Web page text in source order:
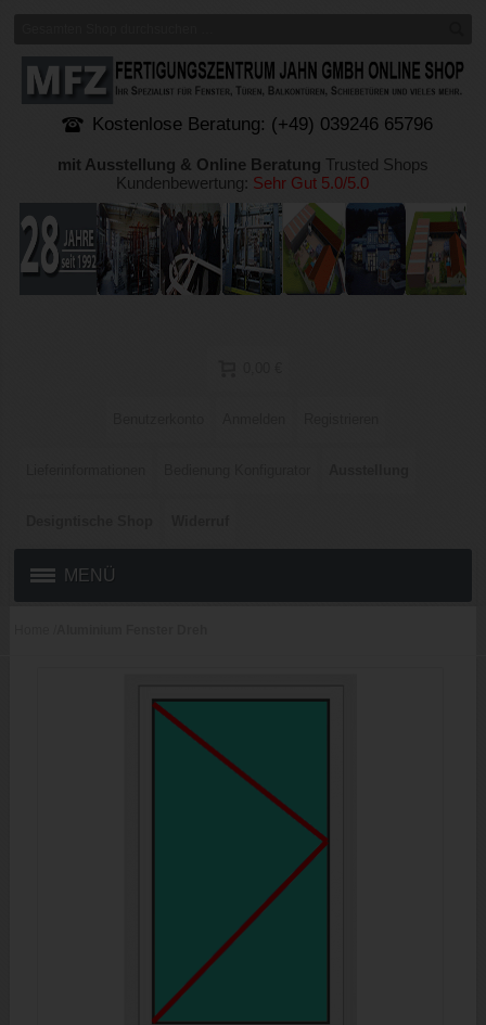
Kostenlose Beratung: (+49) 039246 65796
mit Ausstellung & Online Beratung Trusted Shops
Kundenbewertung: Sehr Gut 5.0/5.0
MENÜ